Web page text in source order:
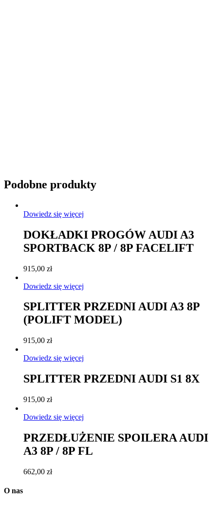
Podobne produkty
Dowiedz się więcej
DOKŁADKI PROGÓW AUDI A3
SPORTBACK 8P / 8P FACELIFT
915,00 zł
Dowiedz się więcej
SPLITTER PRZEDNI AUDI A3 8P
(POLIFT MODEL)
915,00 zł
Dowiedz się więcej
SPLITTER PRZEDNI AUDI S1 8X
915,00 zł
Dowiedz się więcej
PRZEDŁUŻENIE SPOILERA AUDI
A3 8P / 8P FL
662,00 zł
O nas